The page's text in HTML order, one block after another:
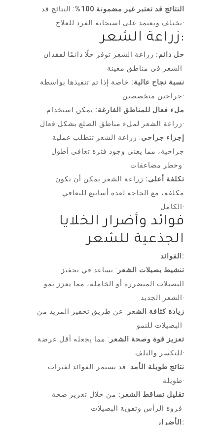
النتائج قد تعتبر غير مضمونة 100%
: النتائج قد
تختلف وتعتمد على استجابة الفرد للعلاج·
زراعة الشعر:
حل دائم: زراعة الشعر توفر حلًا دائمًا لفقدان
الشعر في مناطق معينة·
نسبة نجاح عالية: خاصة إذا تم تنفيذها بواسطة
جراحين متخصصين·
ملء فعال للمناطق الفارغة: يمكن استخدام
زراعة الشعر لملء مناطق الصلع بشكل فعال·
إجراء جراحي: زراعة الشعر تتطلب عملية
جراحية، مما يعني وجود فترة تعافي أطول
وخطر مضاعفات·
تكلفة أعلى: زراعة الشعر يمكن أن تكون
مكلفة، مع الحاجة لعدة أسابيع للتعافي
الكامل·
فوائد وأضرار الخلايا
الجذعية للشعر
الفوائد:
تنشيط بصيلات الشعر : تساعد في تحفيز
البصيلات المتضررة أو الخاملة، مما يعزز نمو
الشعر الجديد·
زيادة كثافة الشعر : عن طريق تحفيز المزيد من
البصيلات للنمو·
تعزيز قوة وصحة الشعر : مما يجعله أقل عرضة
للتكسر والتلف·
نتائج طويلة الأمد: قد تستمر الفوائد لفترات
طويلة·
تقليل تساقط الشعر: من خلال تعزيز صحة
فروة الرأس وتقوية البصيلات·
الأضرار: